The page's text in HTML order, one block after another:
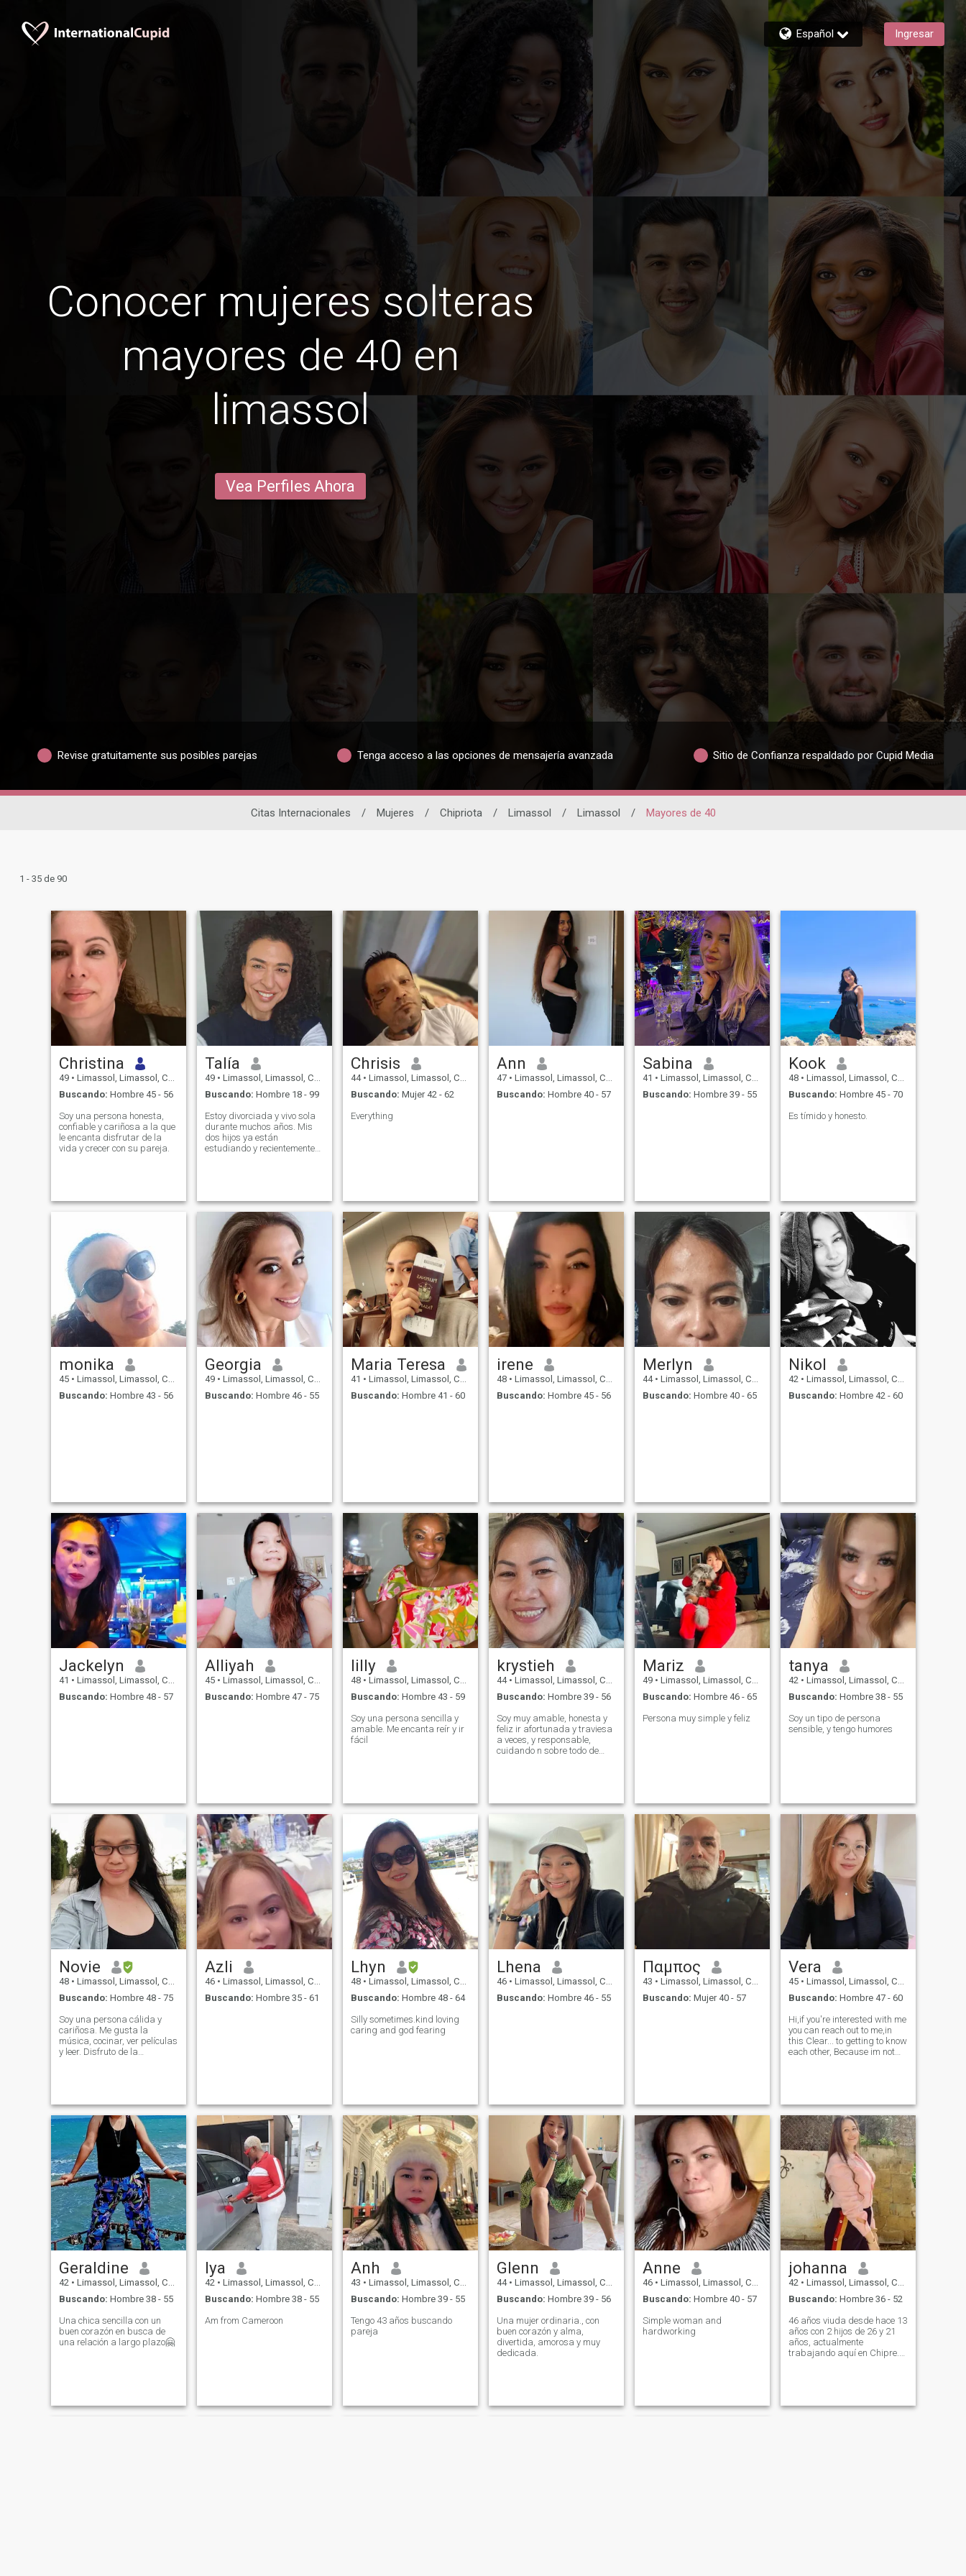
Español Ingresar
Conocer mujeres solteras
mayores de 40 en
limassol
Vea Perfiles Ahora
Revise gratuitamente sus posibles parejas Tenga acceso a las opciones de mensajería avanzada Sitio de Confianza respaldado por Cupid Media
Citas Internacionales / Mujeres / Chipriota / Limassol / Limassol / Mayores de 40
1 - 35 de 90
Christina
49 • Limassol, Limassol, Chipre
Buscando: Hombre 45 - 56
Soy una persona honesta,
confiable y cariñosa a la que
le encanta disfrutar de la
vida y crecer con su pareja.
Talía
49 • Limassol, Limassol, Chipre
Buscando: Hombre 18 - 99
Estoy divorciada y vivo sola
durante muchos años. Mis
dos hijos ya están
estudiando y recientemente
cambiar eso. Me encanta la
música, los deportes, los
viajes, la moda y la buena
comida. Somos una familia
poliglote y multilingüe
dispersa en diferentes
países.
Chrisis
44 • Limassol, Limassol, Chipre
Buscando: Mujer 42 - 62
Everything
Ann
47 • Limassol, Limassol, Chipre
Buscando: Hombre 40 - 57
Sabina
41 • Limassol, Limassol, Chipre
Buscando: Hombre 39 - 55
Kook
48 • Limassol, Limassol, Chipre
Buscando: Hombre 45 - 70
Es tímido y honesto.
monika
45 • Limassol, Limassol, Chipre
Buscando: Hombre 43 - 56
Georgia
49 • Limassol, Limassol, Chipre
Buscando: Hombre 46 - 55
Maria Teresa
41 • Limassol, Limassol, Chipre
Buscando: Hombre 41 - 60
irene
48 • Limassol, Limassol, Chipre
Buscando: Hombre 45 - 56
Merlyn
44 • Limassol, Limassol, Chipre
Buscando: Hombre 40 - 65
Nikol
42 • Limassol, Limassol, Chipre
Buscando: Hombre 42 - 60
Jackelyn
41 • Limassol, Limassol, Chipre
Buscando: Hombre 48 - 57
Alliyah
45 • Limassol, Limassol, Chipre
Buscando: Hombre 47 - 75
lilly
48 • Limassol, Limassol, Chipre
Buscando: Hombre 43 - 59
Soy una persona sencilla y
amable. Me encanta reír y ir
fácil
krystieh
44 • Limassol, Limassol, Chipre
Buscando: Hombre 39 - 56
Soy muy amable, honesta y
feliz ir afortunada y traviesa
a veces, y responsable,
cuidando n sobre todo de
Mariz
49 • Limassol, Limassol, Chipre
Buscando: Hombre 46 - 65
Persona muy simple y feliz
tanya
42 • Limassol, Limassol, Chipre
Buscando: Hombre 38 - 55
Soy un tipo de persona
sensible, y tengo humores
Novie
48 • Limassol, Limassol, Chipre
Buscando: Hombre 48 - 75
Soy una persona cálida y
cariñosa. Me gusta la
música, cocinar, ver películas
y leer. Disfruto de la
Azli
46 • Limassol, Limassol, Chipre
Buscando: Hombre 35 - 61
Lhyn
48 • Limassol, Limassol, Chipre
Buscando: Hombre 48 - 64
Silly sometimes.kind loving
caring and god fearing
Lhena
46 • Limassol, Limassol, Chipre
Buscando: Hombre 46 - 55
Παμπος
43 • Limassol, Limassol, Chipre
Buscando: Mujer 40 - 57
Vera
45 • Limassol, Limassol, Chipre
Buscando: Hombre 47 - 60
Hi,if you're interested with me
you can reach out to me,in
this Clear... to getting to know
each other, Because im not
Geraldine
42 • Limassol, Limassol, Chipre
Buscando: Hombre 38 - 55
Una chica sencilla con un
buen corazón en busca de
una relación a largo plazo🤗
Iya
42 • Limassol, Limassol, Chipre
Buscando: Hombre 38 - 55
Am from Cameroon
Anh
43 • Limassol, Limassol, Chipre
Buscando: Hombre 39 - 55
Tengo 43 años buscando
pareja
Glenn
44 • Limassol, Limassol, Chipre
Buscando: Hombre 39 - 56
Una mujer ordinaria., con
buen corazón y alma,
divertida, amorosa y muy
dedicada.
Anne
46 • Limassol, Limassol, Chipre
Buscando: Hombre 40 - 57
Simple woman and
hardworking
johanna
42 • Limassol, Limassol, Chipre
Buscando: Hombre 36 - 52
46 años viuda desde hace 13
años con 2 hijos de 26 y 21
años, actualmente
trabajando aquí en Chipre.
en Filipinas en 3 meses.